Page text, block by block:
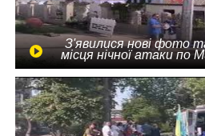
З'явилися нові фото
місця нічної атаки по